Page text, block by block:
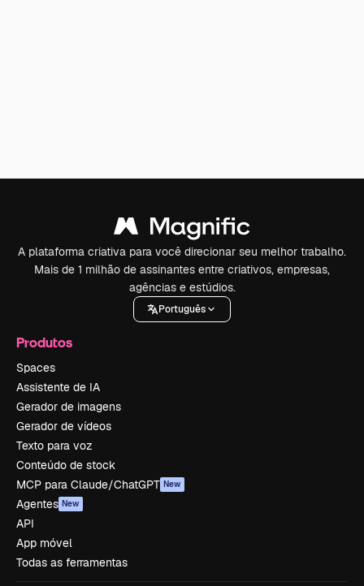
A plataforma criativa para você direcionar seu melhor trabalho.
Mais de 1 milhão de assinantes entre criativos, empresas,
agências e estúdios.
Português
Produtos
Spaces
Assistente de IA
Gerador de imagens
Gerador de vídeos
Texto para voz
Conteúdo de stock
MCP para Claude/ChatGPT New
Agentes New
API
App móvel
Todas as ferramentas